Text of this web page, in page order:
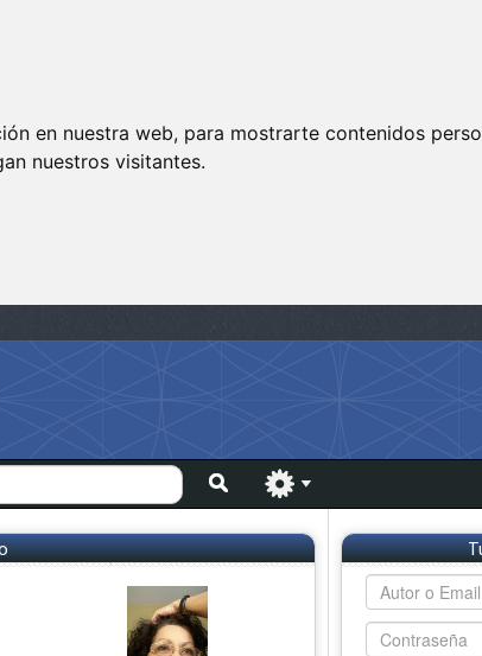
en nuestra web, para mostrarte contenidos
nuestros visitantes.